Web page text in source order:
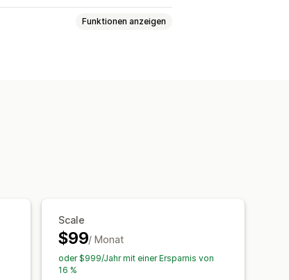
Funktionen anzeigen
Scale
$99/ Monat
oder $999/Jahr mit einer Ersparnis von
16 %